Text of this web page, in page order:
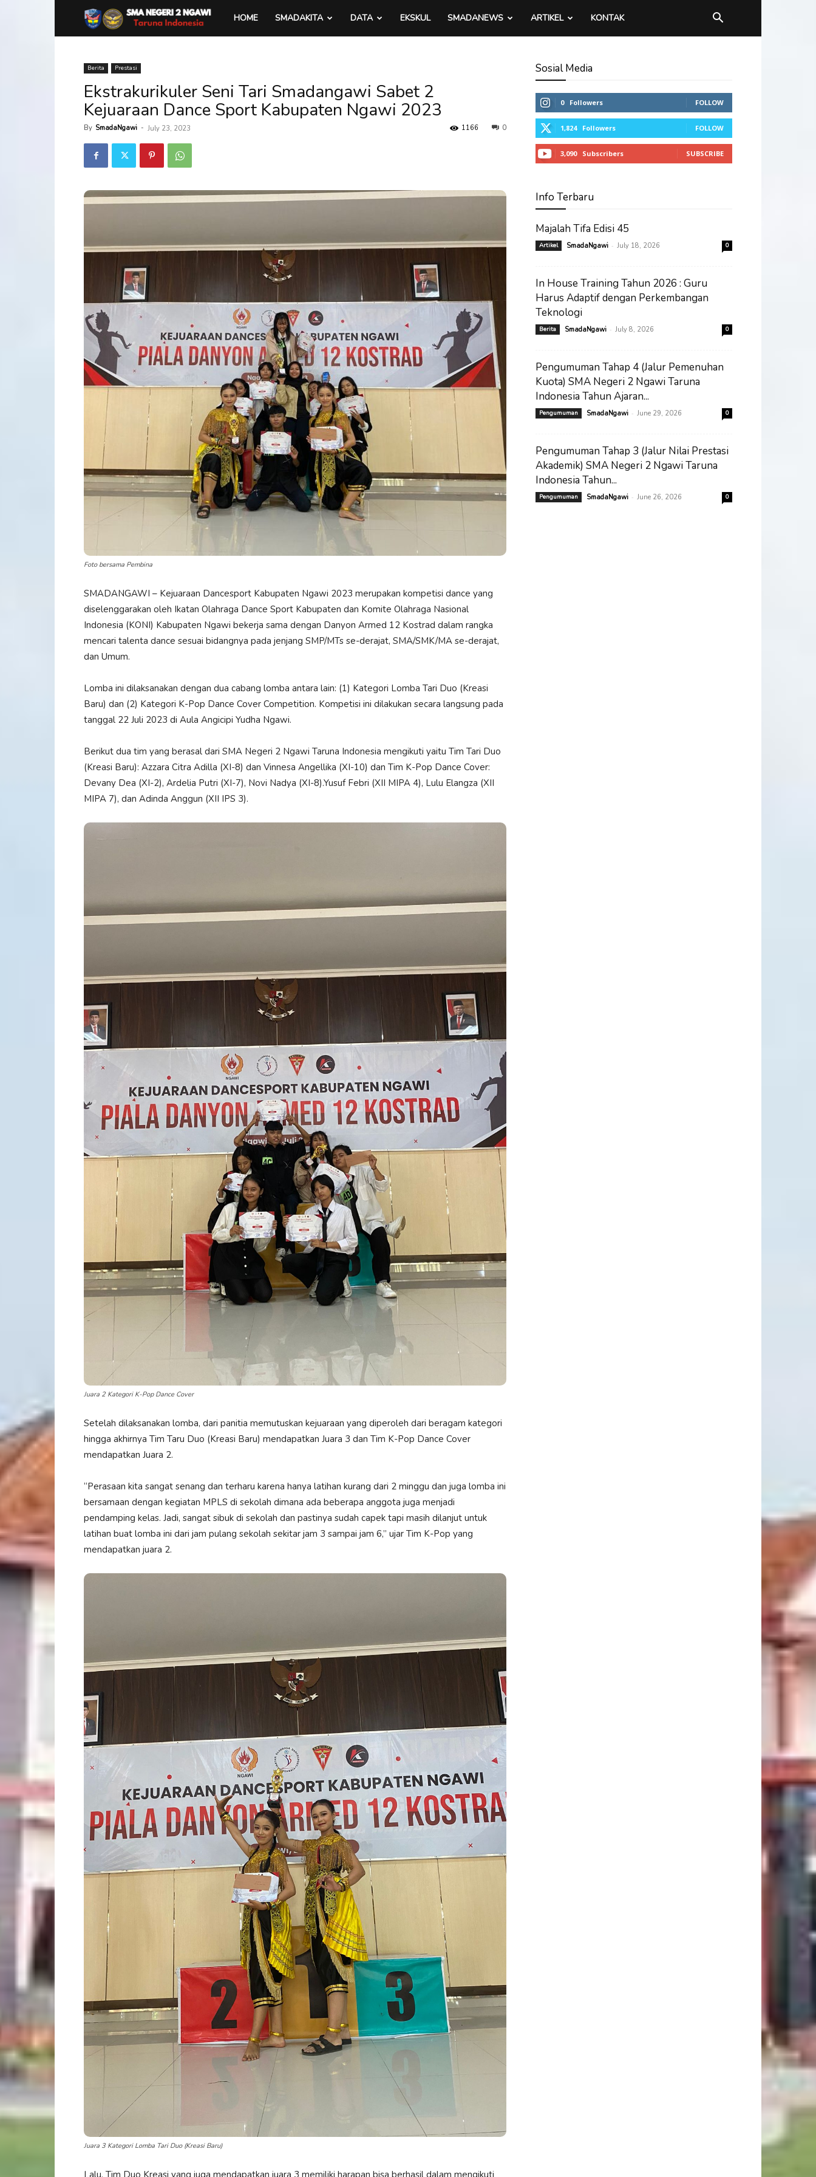
SMA
2
HOME SMADAKITA DATA EKSKUL SMADANEWS ARTIKEL KONTAK
Berita Prestasi
Ekstrakurikuler Seni Tari Smadangawi Sabet 2
Kejuaraan Dance Sport Kabupaten Ngawi 2023
By SmadaNgawi - July 23, 2023 0
1166
Foto bersama Pembina
SMADANGAWI – Kejuaraan Dancesport Kabupaten Ngawi 2023 merupakan kompetisi dance yang
diselenggarakan oleh Ikatan Olahraga Dance Sport Kabupaten dan Komite Olahraga Nasional
Indonesia (KONI) Kabupaten Ngawi bekerja sama dengan Danyon Armed 12 Kostrad dalam rangka
mencari talenta dance sesuai bidangnya pada jenjang SMP/MTs se-derajat, SMA/SMK/MA se-derajat,
dan Umum.
Lomba ini dilaksanakan dengan dua cabang lomba antara lain: (1) Kategori Lomba Tari Duo (Kreasi
Baru) dan (2) Kategori K-Pop Dance Cover Competition. Kompetisi ini dilakukan secara langsung pada
tanggal 22 Juli 2023 di Aula Angicipi Yudha Ngawi.
Berikut dua tim yang berasal dari SMA Negeri 2 Ngawi Taruna Indonesia mengikuti yaitu Tim Tari Duo
(Kreasi Baru): Azzara Citra Adilla (XI-8) dan Vinnesa Angellika (XI-10) dan Tim K-Pop Dance Cover:
Devany Dea (XI-2), Ardelia Putri (XI-7), Novi Nadya (XI-8).Yusuf Febri (XII MIPA 4), Lulu Elangza (XII
MIPA 7), dan Adinda Anggun (XII IPS 3).
Juara 2 Kategori K-Pop Dance Cover
Setelah dilaksanakan lomba, dari panitia memutuskan kejuaraan yang diperoleh dari beragam kategori
hingga akhirnya Tim Taru Duo (Kreasi Baru) mendapatkan Juara 3 dan Tim K-Pop Dance Cover
mendapatkan Juara 2.
“Perasaan kita sangat senang dan terharu karena hanya latihan kurang dari 2 minggu dan juga lomba ini
bersamaan dengan kegiatan MPLS di sekolah dimana ada beberapa anggota juga menjadi
pendamping kelas. Jadi, sangat sibuk di sekolah dan pastinya sudah capek tapi masih dilanjut untuk
latihan buat lomba ini dari jam pulang sekolah sekitar jam 3 sampai jam 6,” ujar Tim K-Pop yang
mendapatkan juara 2.
Juara 3 Kategori Lomba Tari Duo (Kreasi Baru)
Sosial Media
0 Followers FOLLOW
1,824 Followers FOLLOW
3,090 Subscribers SUBSCRIBE
Info Terbaru
Majalah Tifa Edisi 45
Artikel SmadaNgawi - July 18, 2026 0
In House Training Tahun 2026 : Guru
Harus Adaptif dengan Perkembangan
Teknologi
Berita SmadaNgawi - July 8, 2026 0
Pengumuman Tahap 4 (Jalur Pemenuhan
Kuota) SMA Negeri 2 Ngawi Taruna
Indonesia Tahun Ajaran...
Pengumuman SmadaNgawi - June 29, 2026 0
Pengumuman Tahap 3 (Jalur Nilai Prestasi
Akademik) SMA Negeri 2 Ngawi Taruna
Indonesia Tahun...
Pengumuman SmadaNgawi - June 26, 2026 0